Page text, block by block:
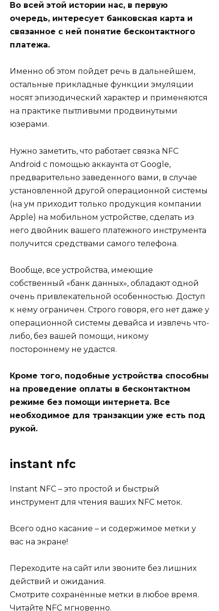
Во всей этой истории нас, в первую
очередь, интересует банковская карта и
связанное с ней понятие бесконтактного
платежа.
Именно об этом пойдет речь в дальнейшем,
остальные прикладные функции эмуляции
носят эпизодический характер и применяются
на практике пытливыми продвинутыми
юзерами.
Нужно заметить, что работает связка NFC
Android с помощью аккаунта от Google,
предварительно заведенного вами, в случае
установленной другой операционной системы
(на ум приходит только продукция компании
Apple) на мобильном устройстве, сделать из
него двойник вашего платежного инструмента
получится средствами самого телефона.
Вообще, все устройства, имеющие
собственный «банк данных», обладают одной
очень привлекательной особенностью. Доступ
к нему ограничен. Строго говоря, его нет даже у
операционной системы девайса и извлечь что-
либо, без вашей помощи, никому
постороннему не удастся.
Кроме того, подобные устройства способны
на проведение оплаты в бесконтактном
режиме без помощи интернета. Все
необходимое для транзакции уже есть под
рукой.
‎instant nfc
Instant NFC – это простой и быстрый
инcтрумент для чтения ваших NFC меток.
Всего одно касание – и содержимое метки у
вас на экране!
Переходите на сайт или звоните без лишних
действий и ожидания.
Смотрите сохранённые метки в любое время.
Читайте NFC мгновенно.